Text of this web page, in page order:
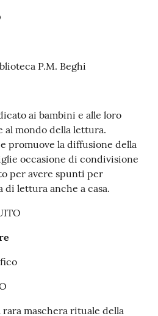
P.M. Beghi
ai bambini e alle loro
al mondo della lettura.
promuove la diffusione della
occasione di condivisione
per avere spunti per
di lettura anche a casa.
maschera rituale della